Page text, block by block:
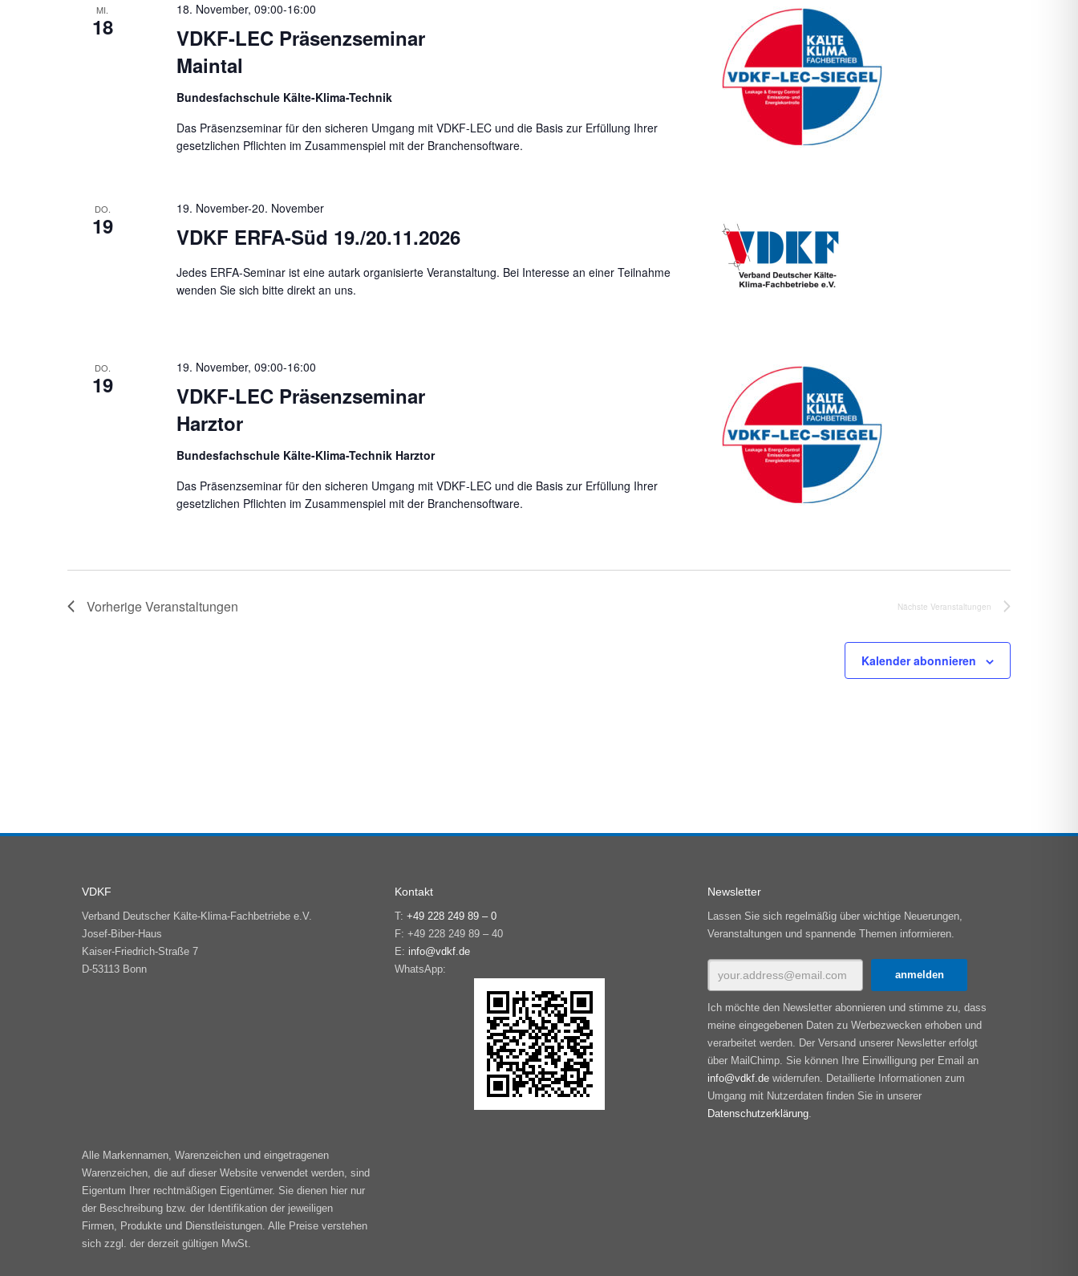
MI.
18
VDKF-LEC Präsenzseminar
Maintal
18. November, 09:00-16:00
Bundesfachschule Kälte-Klima-Technik
Das Präsenzseminar für den sicheren Umgang mit VDKF-LEC und die Basis zur Erfüllung Ihrer
gesetzlichen Pflichten im Zusammenspiel mit der Branchensoftware.
DO.
19 VDKF ERFA-Süd 19./20.11.2026
19. November-20. November
Jedes ERFA-Seminar ist eine autark organisierte Veranstaltung. Bei Interesse an einer Teilnahme
wenden Sie sich bitte direkt an uns.
DO.
19
VDKF-LEC Präsenzseminar
Harztor
19. November, 09:00-16:00
Bundesfachschule Kälte-Klima-Technik Harztor
Das Präsenzseminar für den sicheren Umgang mit VDKF-LEC und die Basis zur Erfüllung Ihrer
gesetzlichen Pflichten im Zusammenspiel mit der Branchensoftware.
VorherigeVeranstaltungen Nächste Veranstaltungen
Kalender abonnieren
VDKF
Verband Deutscher Kälte-Klima-Fachbetriebe e.V.
Josef-Biber-Haus
Kaiser-Friedrich-Straße 7
D-53113 Bonn
Kontakt
T: +49 228 249 89 – 0
F: +49 228 249 89 – 40
E: info@vdkf.de
WhatsApp:
Newsletter
Lassen Sie sich regelmäßig über wichtige Neuerungen,
Veranstaltungen und spannende Themen informieren.
Ich möchte den Newsletter abonnieren und stimme zu, dass
meine eingegebenen Daten zu Werbezwecken erhoben und
verarbeitet werden. Der Versand unserer Newsletter erfolgt
über MailChimp. Sie können Ihre Einwilligung per Email an
info@vdkf.de widerrufen. Detaillierte Informationen zum
Umgang mit Nutzerdaten finden Sie in unserer
Datenschutzerklärung.
Alle Markennamen, Warenzeichen und eingetragenen
Warenzeichen, die auf dieser Website verwendet werden, sind
Eigentum Ihrer rechtmäßigen Eigentümer. Sie dienen hier nur
der Beschreibung bzw. der Identifikation der jeweiligen
Firmen, Produkte und Dienstleistungen. Alle Preise verstehen
sich zzgl. der derzeit gültigen MwSt.